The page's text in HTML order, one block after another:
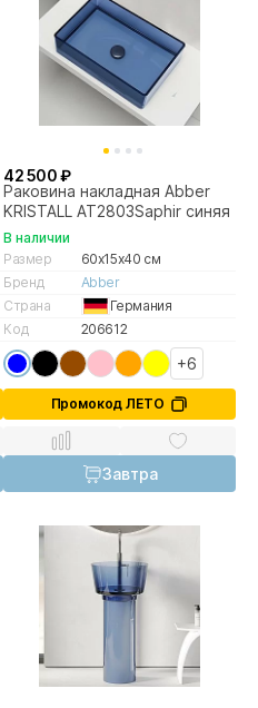
42 500 ₽
Раковина накладная Abber
KRISTALL AT2803Saphir синяя
В наличии
Размер
60x15x40 см
Бренд
Abber
Страна
Германия
Код
206612
+6
Промокод ЛЕТО
Завтра